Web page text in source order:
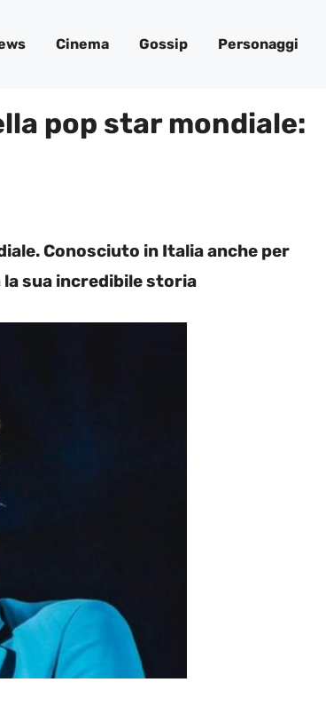
Cinema Gossip Personaggi
pop star mondiale:
Conosciuto in Italia anche per
sua incredibile storia